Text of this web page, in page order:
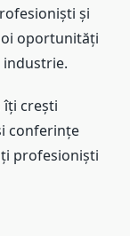
și
oportunități
industrie.
îți crești
conferințe
profesioniști